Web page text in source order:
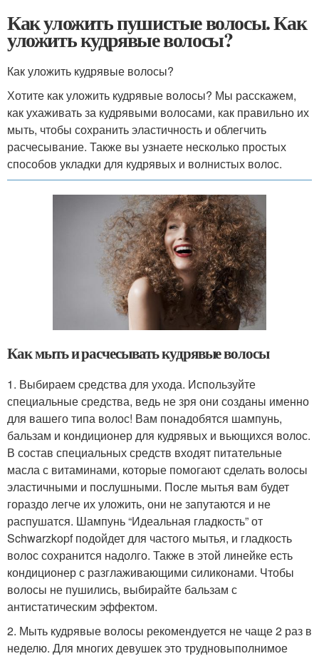
Как уложить пушистые волосы. Как
уложить кудрявые волосы?
Как уложить кудрявые волосы?
Хотите как уложить кудрявые волосы? Мы расскажем,
как ухаживать за кудрявыми волосами, как правильно их
мыть, чтобы сохранить эластичность и облегчить
расчесывание. Также вы узнаете несколько простых
способов укладки для кудрявых и волнистых волос.
Как мыть и расчесывать кудрявые волосы
1. Выбираем средства для ухода. Используйте
специальные средства, ведь не зря они созданы именно
для вашего типа волос! Вам понадобятся шампунь,
бальзам и кондиционер для кудрявых и вьющихся волос.
В состав специальных средств входят питательные
масла с витаминами, которые помогают сделать волосы
эластичными и послушными. После мытья вам будет
гораздо легче их уложить, они не запутаются и не
распушатся. Шампунь “Идеальная гладкость” от
Schwarzkopf подойдет для частого мытья, и гладкость
волос сохранится надолго. Также в этой линейке есть
кондиционер с разглаживающими силиконами. Чтобы
волосы не пушились, выбирайте бальзам с
антистатическим эффектом.
2. Мыть кудрявые волосы рекомендуется не чаще 2 раз в
неделю. Для многих девушек это трудновыполнимое